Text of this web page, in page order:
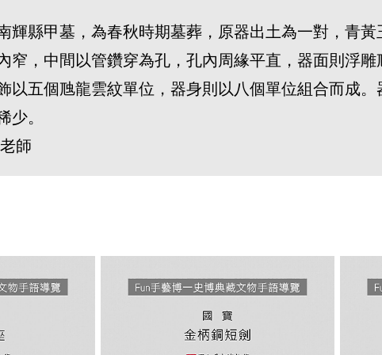
輝縣甲墓，為春秋時期墓葬，原器出土為一對，青
窄，中間以管鑽穿為孔，孔內周緣平直，器面則浮
以五個虺龍雲紋單位，器身則以八個單位組合而成
少。
師